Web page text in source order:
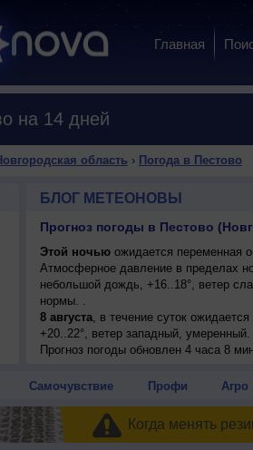
Главная
на 14 дней
область › Погода в Пестово
БЛОГ МЕТЕОНОВЫ
Прогноз погоды в Пестово
Этой ночьюожидается переменная
Атмосферное давление в пределах
небольшой дождь, +16..18°, ветер
нормы. .
8 августа, в течение суток
+20..22°, ветер западный, умеренный.
Прогноз погоды обновлен 4 часа 8
Самочувствие Профи Агро
Когда менять